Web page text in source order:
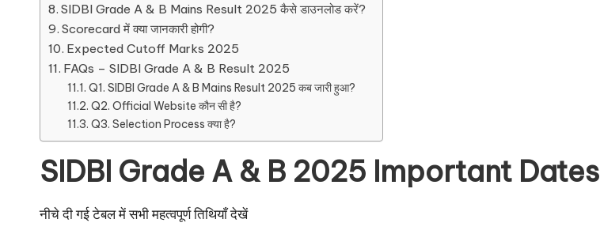
SIDBI Grade A & B Mains Result 2025 कैसे डाउनलोड करें?
Scorecard में क्या जानकारी होगी?
Expected Cutoff Marks 2025
FAQs – SIDBI Grade A & B Result 2025
Q1. SIDBI Grade A & B Mains Result 2025 कब जारी हुआ?
Q2. Official Website कौन सी है?
Q3. Selection Process क्या है?
SIDBI Grade A & B 2025 Important Dates
नीचे दी गई टेबल में सभी महत्वपूर्ण तिथियाँ देखें